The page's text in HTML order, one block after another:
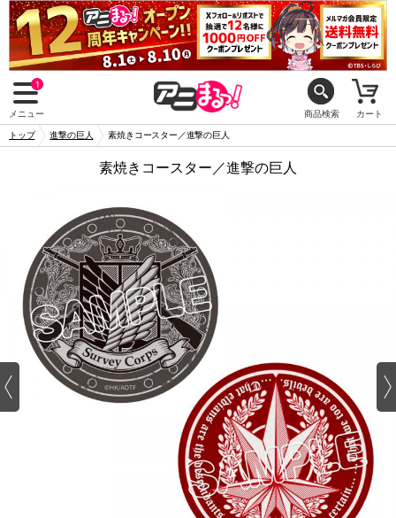
1
メニュー 商品検索 カート
トップ 進撃の巨人 素焼きコースター／進撃の巨人
素焼きコースター／進撃の巨人